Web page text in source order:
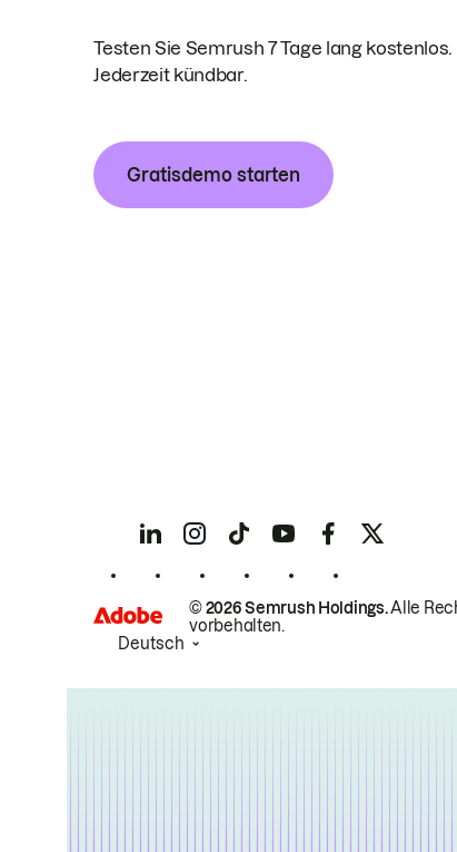
Testen Sie Semrush 7 Tage lang kostenlos.
Jederzeit kündbar.
Gratisdemo starten
© 2026 Semrush Holdings.Alle
vorbehalten.
Deutsch